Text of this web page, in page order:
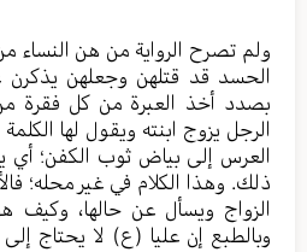
ولم تصرح الرواية من هن النساء
الحسد قد قتلهن وجعلهن يذكرن
بصدد أخذ العبرة من كل فقرة
الرجل يزوج ابنته ويقول لها
العرس إلى بياض ثوب الكفن؛ أي
ذلك. وهذا الكلام في غير محله؛
الزواج ويسأل عن حالها، وكيف
وبالطبع إن عليا (ع) لا يحتاج